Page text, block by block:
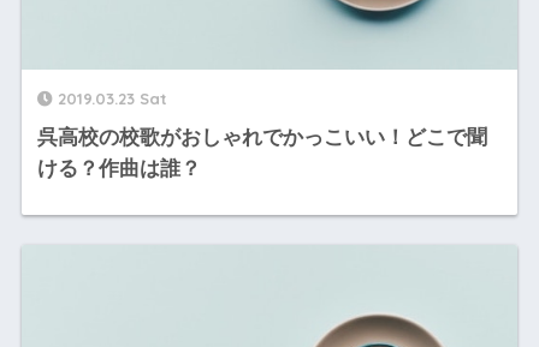
2019.03.23 Sat
呉高校の校歌がおしゃれでかっこいい！どこで聞
ける？作曲は誰？